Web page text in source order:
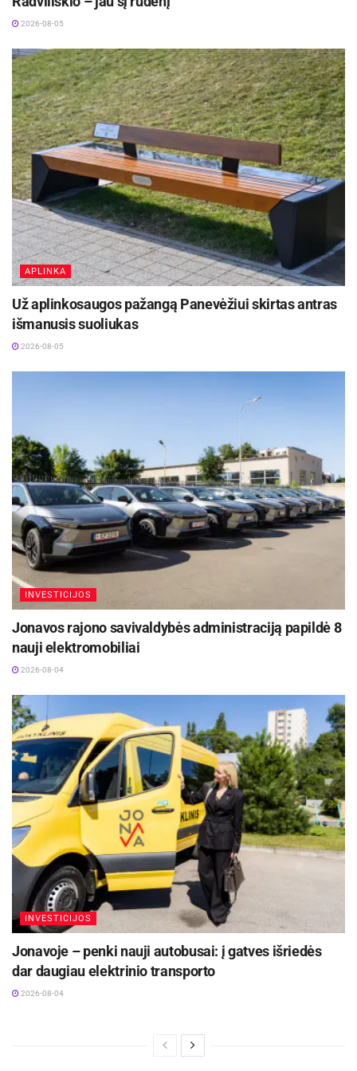
2026-08-05
APLINKA
Už aplinkosaugos pažangą Panevėžiui skirtas antras
išmanusis suoliukas
2026-08-05
INVESTICIJOS
Jonavos rajono savivaldybės administraciją papildė 8
nauji elektromobiliai
2026-08-04
INVESTICIJOS
Jonavoje – penki nauji autobusai: į gatves išriedės
dar daugiau elektrinio transporto
2026-08-04